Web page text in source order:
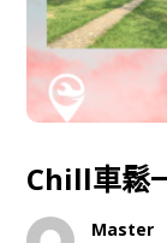
Chill車鬆
Master